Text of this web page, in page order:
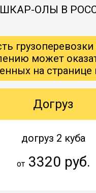
ОЛЫ В
может
на странице
Догруз
догруз 2 куба
от3320 руб.